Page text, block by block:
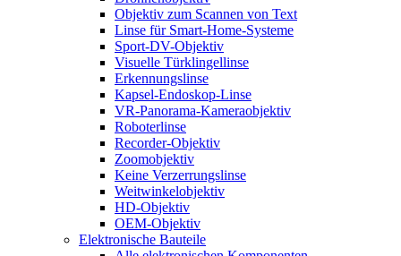
Objektiv zum Scannen von Text
Linse für Smart-Home-Systeme
Sport-DV-Objektiv
Visuelle Türklingellinse
Erkennungslinse
Kapsel-Endoskop-Linse
VR-Panorama-Kameraobjektiv
Roboterlinse
Recorder-Objektiv
Zoomobjektiv
Keine Verzerrungslinse
Weitwinkelobjektiv
HD-Objektiv
OEM-Objektiv
Elektronische Bauteile